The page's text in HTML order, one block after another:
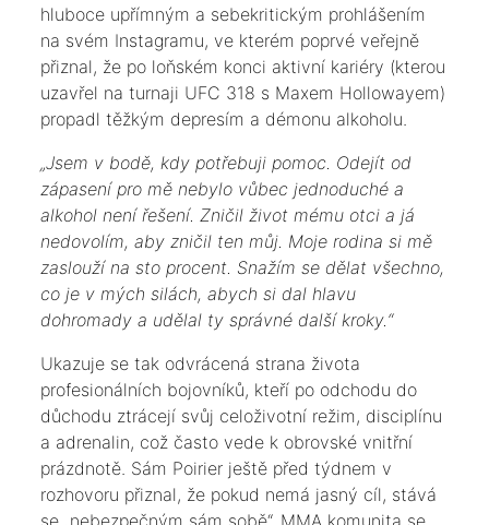
hluboce upřímným a sebekritickým prohlášením
na svém Instagramu, ve kterém poprvé veřejně
přiznal, že po loňském konci aktivní kariéry (kterou
uzavřel na turnaji UFC 318 s Maxem Hollowayem)
propadl těžkým depresím a démonu alkoholu.
​„Jsem v bodě, kdy potřebuji pomoc. Odejít od
zápasení pro mě nebylo vůbec jednoduché a
alkohol není řešení. Zničil život mému otci a já
nedovolím, aby zničil ten můj. Moje rodina si mě
zaslouží na sto procent. Snažím se dělat všechno,
co je v mých silách, abych si dal hlavu
dohromady a udělal ty správné další kroky.“
​Ukazuje se tak odvrácená strana života
profesionálních bojovníků, kteří po odchodu do
důchodu ztrácejí svůj celoživotní režim, disciplínu
a adrenalin, což často vede k obrovské vnitřní
prázdnotě. Sám Poirier ještě před týdnem v
rozhovoru přiznal, že pokud nemá jasný cíl, stává